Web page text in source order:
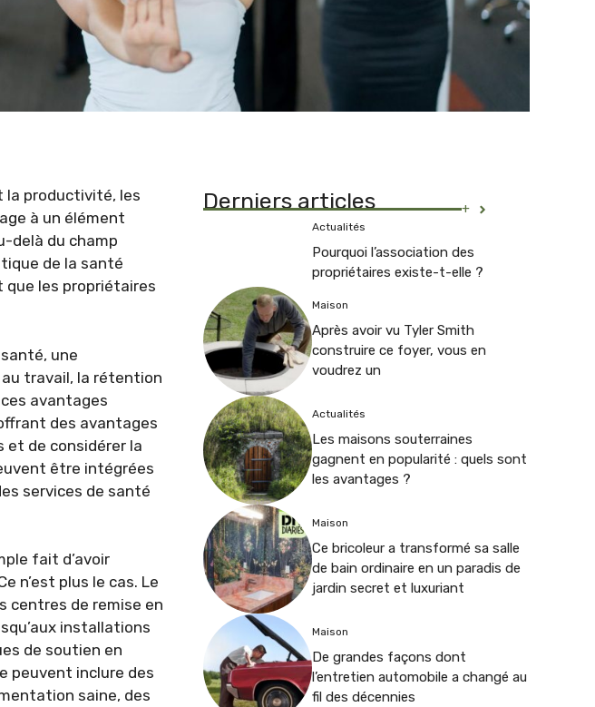
la productivité, les
à un élément
delà du champ
de la santé
les propriétaires
une
travail, la rétention
avantages
des avantages
et de considérer la
être intégrées
services de santé
fait d’avoir
n’est plus le cas. Le
centres de remise en
installations
de soutien en
peuvent inclure des
saine, des
Derniers articles +
Actualités
Pourquoi l’association des
propriétaires existe-t-elle ?
Maison
Après avoir vu Tyler Smith
construire ce foyer, vous en
voudrez un
Actualités
Les maisons souterraines
gagnent en popularité : quels sont
les avantages ?
Maison
Ce bricoleur a transformé sa salle
de bain ordinaire en un paradis de
jardin secret et luxuriant
Maison
De grandes façons dont
l’entretien automobile a changé au
fil des décennies